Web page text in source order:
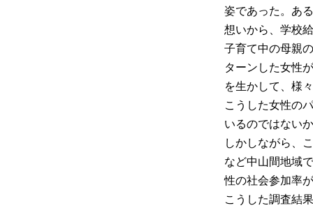
姿であった。あ
想いから、学校
子育て中の母親
ターンした女性
を生かして、様
こうした女性の
いるのではない
しかしながら、
など中山間地域
性の社会参加率
こうした調査結